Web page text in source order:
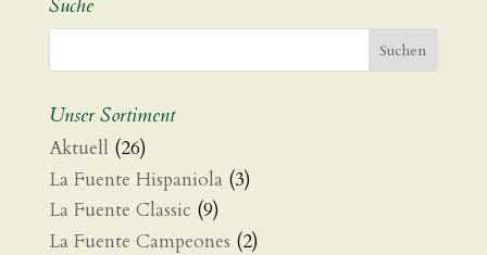
Suche
Unser Sortiment
Aktuell (26)
La Fuente Hispaniola (3)
La Fuente Classic (9)
La Fuente Campeones (2)